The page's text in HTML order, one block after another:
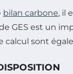
bilan carbone, il
GES est un
calcul sont